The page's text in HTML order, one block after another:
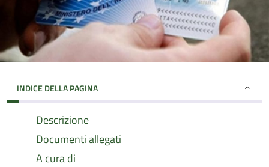
INDICE DELLA PAGINA
Descrizione
Documenti allegati
A cura di